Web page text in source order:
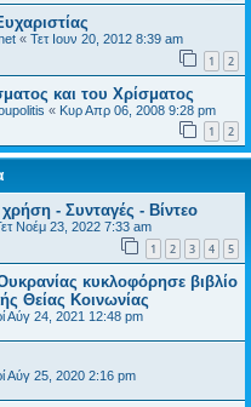
« Τετ Ιουν 20, 2012 8:39 am
1 2
και του Χρίσματος
« Κυρ Απρ 06, 2008 9:28 pm
1 2
- Συνταγές - Βίντεο
Νοέμ 23, 2022 7:33 am
1 2 3 4 5
κυκλοφόρησε βιβλίο
Θείας Κοινωνίας
Αύγ 24, 2021 12:48 pm
Αύγ 25, 2020 2:16 pm